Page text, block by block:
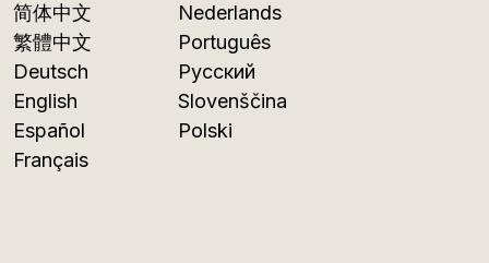
简体中文
繁體中文
Deutsch
English
Español
Français
Nederlands
Português
Русский
Slovenščina
Polski